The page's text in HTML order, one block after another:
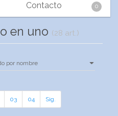
Contacto 0
en uno (28 art.)
03 04 Sig.